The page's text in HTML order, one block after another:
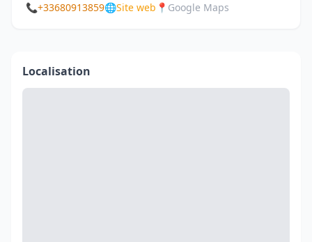
📞+33680913859🌐Site web 📍 Google Maps
Localisation